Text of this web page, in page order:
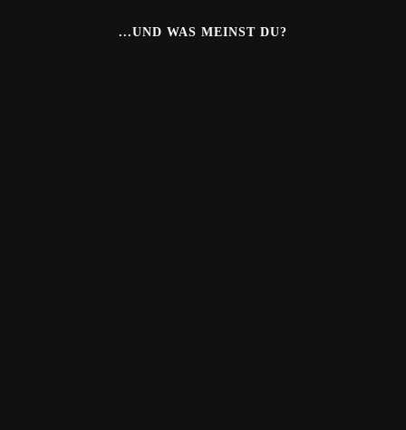
...UND WAS MEINST DU?